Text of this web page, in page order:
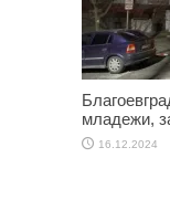
младежи,
16.12.2024